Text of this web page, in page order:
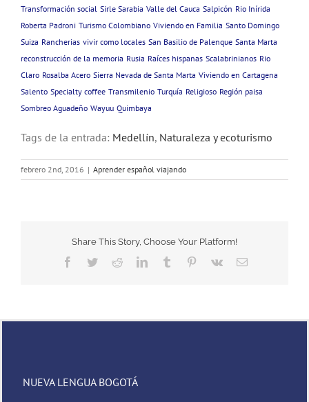
Transformación social Sirle Sarabia Valle del Cauca Salpicón Rio Inírida
Roberta Padroni Turismo Colombiano Viviendo en Familia Santo Domingo
Suiza Rancherias vivir como locales San Basilio de Palenque Santa Marta
reconstrucción de la memoria Rusia Raíces hispanas Scalabrinianos Rio
Claro Rosalba Acero Sierra Nevada de Santa Marta Viviendo en Cartagena
Salento Specialty coffee Transmilenio Turquía Religioso Región paisa
Sombreo Aguadeño Wayuu Quimbaya
Tags de la entrada: Medellín, Naturaleza y ecoturismo
febrero 2nd, 2016 | Aprender español viajando
Share This Story, Choose Your Platform!
Facebook
TwitterRedditLinkedInTumblr Pinterest
Vk Email
NUEVA LENGUA BOGOTÁ